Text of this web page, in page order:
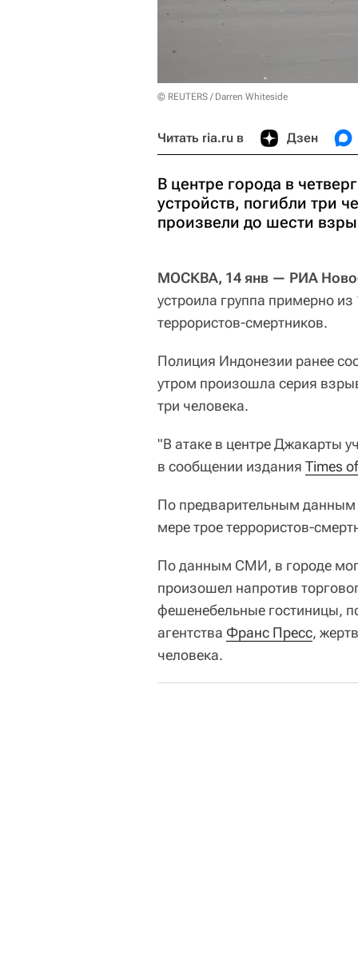
© REUTERS / Darren Whiteside
Читать ria.ru в Дзен
В центре города в
устройств, погибли три
произвели до шести
МОСКВА, 14 янв — РИА
устроила группа примерно
террористов-смертников.
Полиция Индонезии ранее
утром произошла серия
три человека.
"В атаке в центре Джакарты
в сообщении издания Times
По предварительным данным
мере трое террористов-
По данным СМИ, в городе
произошел напротив
фешенебельные гостиницы,
агентства Франс Пресс,
человека.